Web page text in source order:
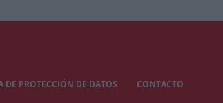
PROTECCIÓN DE DATOS CONTACTO